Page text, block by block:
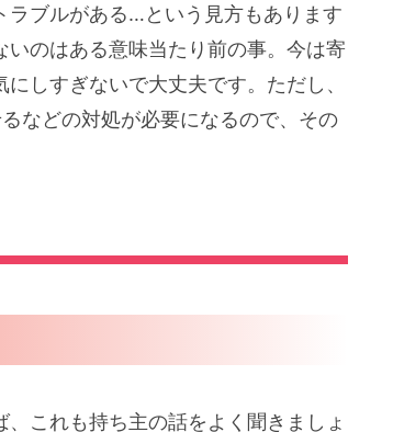
ブルがある…という見方もあります
のはある意味当たり前の事。今は寄
しすぎないで大丈夫です。ただし、
などの対処が必要になるので、その
これも持ち主の話をよく聞きましょ